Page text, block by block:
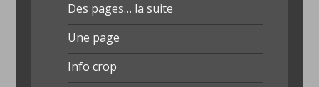
Des pages… la suite
Une page
Info crop